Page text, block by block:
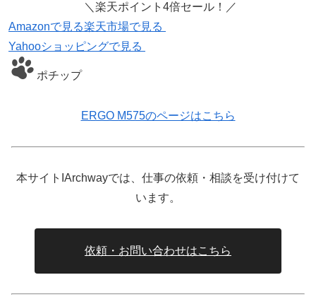
Amazonで見る
＼楽天ポイント4倍セール！／
楽天市場で見る
Yahooショッピングで見る
ポチップ
ERGO M575のページはこちら
本サイトIArchwayでは、仕事の依頼・相談を受け付けて
います。
依頼・お問い合わせはこちら